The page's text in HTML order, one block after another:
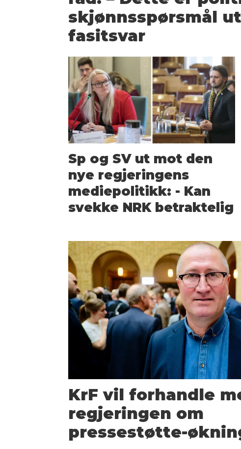
skjønns­spørsmål
fasitsvar
Sp og SV ut mot den
nye regjeringens
medie­politikk: - Kan
svekke NRK betraktelig
KrF vil forhandle
regjeringen om
pressestøtte-